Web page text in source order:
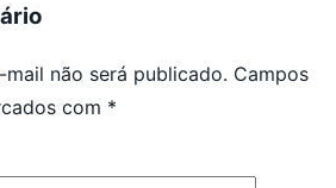
não será publicado. Campos
com *